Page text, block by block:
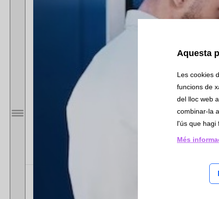
Obrir / Tancar menú
Notícies
Butlletí
Informa
Aquesta
Les cookies
funcions de
del lloc web
combinar-la
l'ús que hagi
Més